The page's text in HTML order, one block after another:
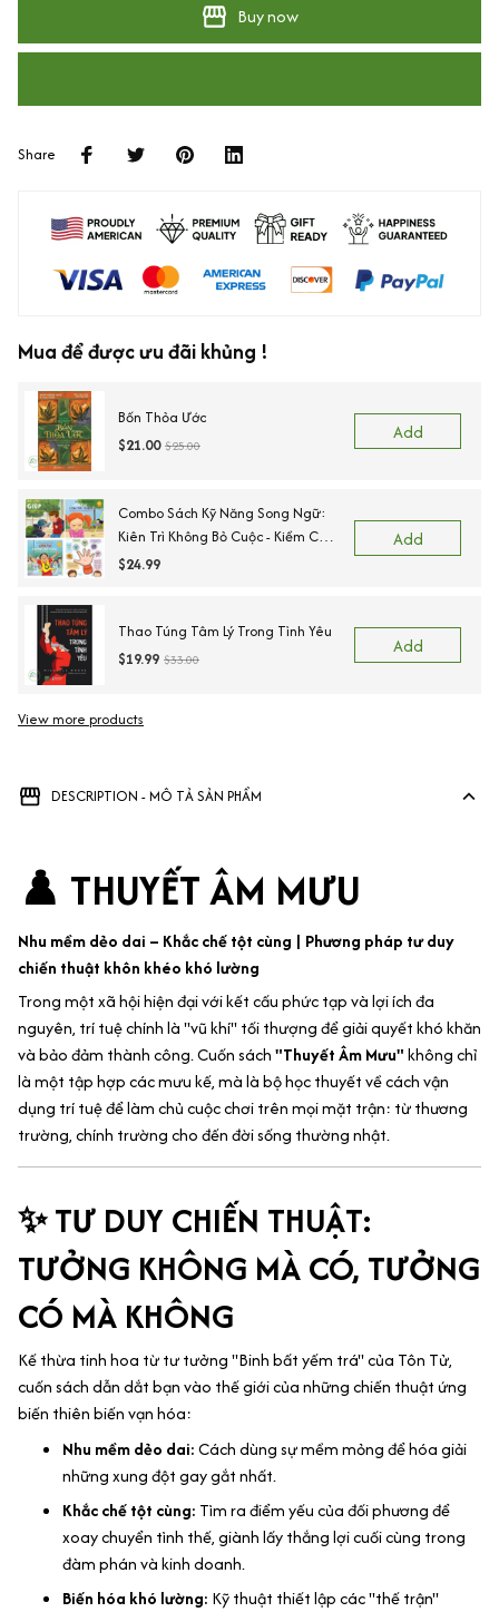
Buy now
Share
Mua để được ưu đãi khủng !
Bốn Thỏa Ước
$21.00 $25.00
Add
Combo Sách Kỹ Năng Song Ngữ:
Kiên Trì Không Bỏ Cuộc - Kiềm Chế
Cơn Tức Giận - Ngõ Lời Khi Cần
$24.99
Add
Thao Túng Tâm Lý Trong Tình Yêu
$19.99 $33.00
Add
View more products
DESCRIPTION - MÔ TẢ SẢN PHẨM
♟️ THUYẾT ÂM MƯU
Nhu mềm dẻo dai – Khắc chế tột cùng | Phương pháp tư duy
chiến thuật khôn khéo khó lường
Trong một xã hội hiện đại với kết cấu phức tạp và lợi ích đa
nguyên, trí tuệ chính là "vũ khí" tối thượng để giải quyết khó khăn
và bảo đảm thành công. Cuốn sách"Thuyết Âm Mưu"không chỉ
là một tập hợp các mưu kế, mà là bộ học thuyết về cách vận
dụng trí tuệ để làm chủ cuộc chơi trên mọi mặt trận: từ thương
trường, chính trường cho đến đời sống thường nhật.
✨ TƯ DUY CHIẾN THUẬT:
TƯỞNG KHÔNG MÀ CÓ, TƯỞNG
CÓ MÀ KHÔNG
Kế thừa tinh hoa từ tư tưởng "Binh bất yếm trá" của Tôn Tử,
cuốn sách dẫn dắt bạn vào thế giới của những chiến thuật ứng
biến thiên biến vạn hóa:
Nhu mềm dẻo dai:Cách dùng sự mềm mỏng để hóa giải
những xung đột gay gắt nhất.
Khắc chế tột cùng: Tìm ra điểm yếu của đối phương để
xoay chuyển tình thế, giành lấy thắng lợi cuối cùng trong
đàm phán và kinh doanh.
Biến hóa khó lường: Kỹ thuật thiết lập các "thế trận"